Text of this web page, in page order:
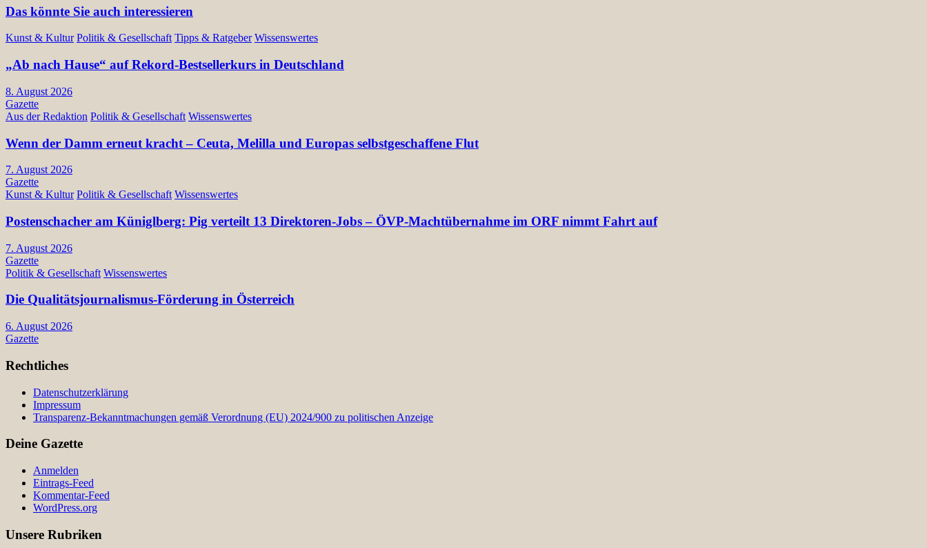
Das könnte Sie auch interessieren
Kunst & Kultur Politik & Gesellschaft Tipps & Ratgeber Wissenswertes
„Ab nach Hause“ auf Rekord-Bestsellerkurs in Deutschland
8. August 2026
Gazette
Aus der Redaktion Politik & Gesellschaft Wissenswertes
Wenn der Damm erneut kracht – Ceuta, Melilla und Europas selbstgeschaffene Flut
7. August 2026
Gazette
Kunst & Kultur Politik & Gesellschaft Wissenswertes
Postenschacher am Küniglberg: Pig verteilt 13 Direktoren-Jobs – ÖVP-Machtübernahme im ORF nimmt Fahrt auf
7. August 2026
Gazette
Politik & Gesellschaft Wissenswertes
Die Qualitätsjournalismus-Förderung in Österreich
6. August 2026
Gazette
Rechtliches
Datenschutzerklärung
Impressum
Transparenz-Bekanntmachungen gemäß Verordnung (EU) 2024/900 zu politischen Anzeige
Deine Gazette
Anmelden
Eintrags-Feed
Kommentar-Feed
WordPress.org
Unsere Rubriken